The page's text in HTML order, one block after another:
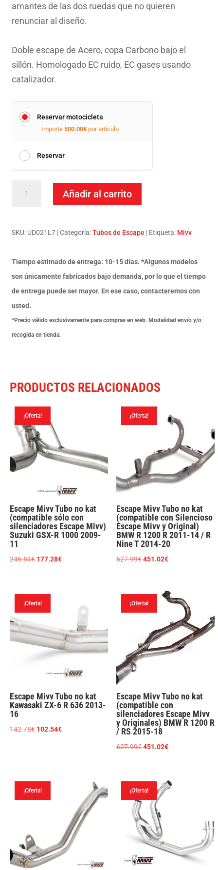
amantes de las dos ruedas que no quieren
renunciar al diseño.
Doble escape de Acero, copa Carbono bajo el
sillón. Homologado EC ruido, EC gases usando
catalizador.
Reservar motocicleta
Importe500.00€ por artículo
Reservar
Steel
848
07-
13
cantidad
Añadir al carrito
SKU: UD021L7 Categoría:Tubos de Escape Etiqueta: Mivv
Tiempo estimado de entrega: 10-15 días. *Algunos modelos
son únicamente fabricados bajo demanda, por lo que el tiempo
de entrega puede ser mayor. En ese caso, contacteremos con
usted.
*Precio válido exclusivamente para compras en web. Modalidad envío y/o
recogida en tienda.
PRODUCTOS RELACIONADOS
¡Oferta!
Escape Mivv Tubo no kat
(compatible sólo con
silenciadores Escape Mivv)
Suzuki GSX-R 1000 2009-
11
246.84€ El
era:
177.28€El
177.28€.
¡Oferta!
Escape Mivv Tubo no kat
(compatible con Silencioso
Escape Mivv y Original)
BMW R 1200 R 2011-14 / R
Nine T 2014-20
627.99€El
era:
451.02€El
es:
451.02€.
¡Oferta!
Escape Mivv Tubo no kat
Kawasaki ZX-6 R 636 2013-
16
142.78€ El
102.54€El
¡Oferta!
Escape Mivv Tubo no kat
(compatible con
silenciadores Escape Mivv
y Originales) BMW R 1200 R
/ RS 2015-18
627.99€El
627.99€.
451.02€El
es:
¡Oferta! ¡Oferta!